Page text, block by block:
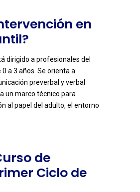
en
dirigido a profesionales del
a 3 años. Se orienta a
preverbal y verbal
un marco técnico para
al papel del adulto, el entorno
de
Ciclo de